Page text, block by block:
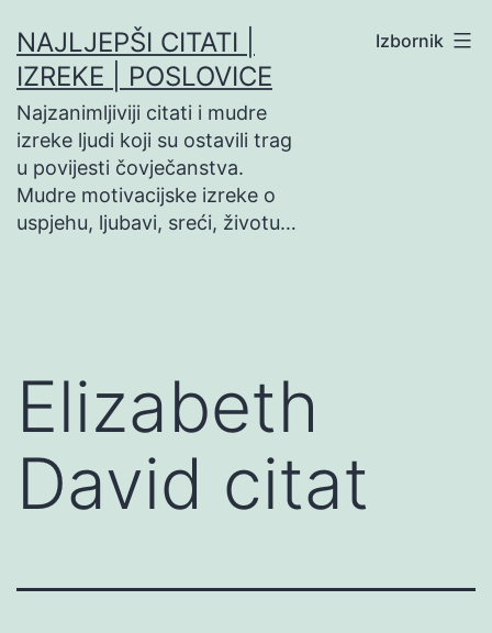
na
sadržaj
NAJLJEPŠI CITATI |
IZREKE | POSLOVICE
Najzanimljiviji citati i mudre
izreke ljudi koji su ostavili trag
u povijesti čovječanstva.
Mudre motivacijske izreke o
uspjehu, ljubavi, sreći, životu…
Izbornik
Elizabeth
David citat